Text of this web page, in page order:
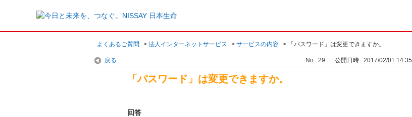
よくあるご質問 > 法人インターネットサービス > サービスの内容 > 「パスワード」は変更できますか。
戻る No : 29 公開日時 : 2017/02/01 14:35
「パスワード」は変更できますか。
回答